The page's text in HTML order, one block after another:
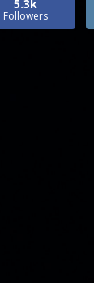
5.3k
Followers